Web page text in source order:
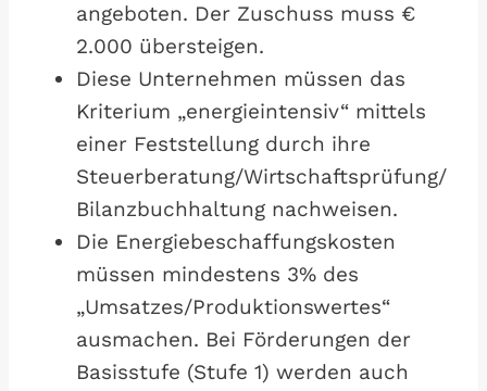
angeboten. Der Zuschuss muss €
2.000 übersteigen.
Diese Unternehmen müssen das
Kriterium „energieintensiv“ mittels
einer Feststellung durch ihre
Steuerberatung/Wirtschaftsprüfung/
Bilanzbuchhaltung nachweisen.
Die Energiebeschaffungskosten
müssen mindestens 3% des
„Umsatzes/Produktionswertes“
ausmachen. Bei Förderungen der
Basisstufe (Stufe 1) werden auch